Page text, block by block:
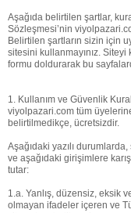
Aşağıda belirtilen şartlar,
Sözleşmesi’nin
Belirtilen şartların sizin için
sitesini kullanmayınız.
formu doldurarak bu
1. Kullanım ve Güvenlik
viyolpazari.com tüm
belirtilmedikçe, ücretsizdir.
Aşağıdaki yazılı
ve aşağıdaki girişimlere
tutar:
1.a. Yanlış, düzensiz, eksik
olmayan ifadeler içeren ve